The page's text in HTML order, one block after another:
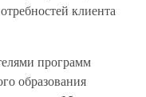
клиента
программ
образования